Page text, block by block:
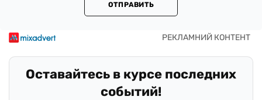
ОТПРАВИТЬ
Оставайтесь в курсе последних
событий!